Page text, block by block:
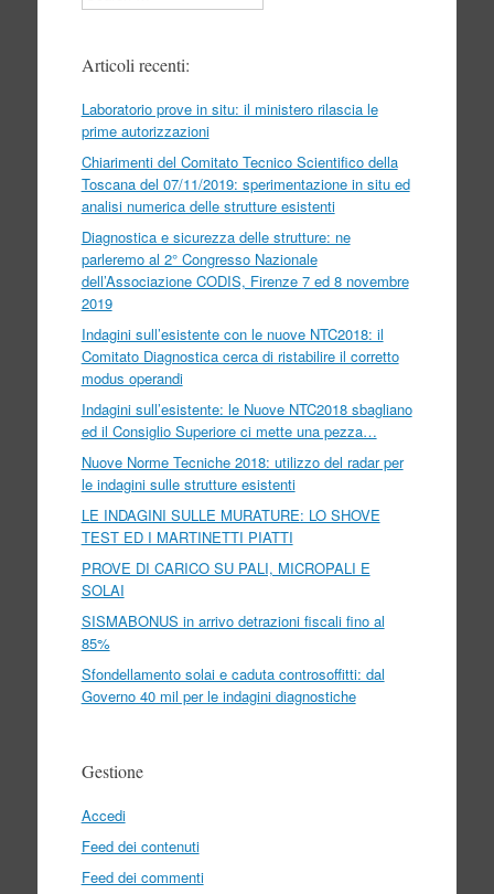
Articoli recenti:
Laboratorio prove in situ: il ministero rilascia le
prime autorizzazioni
Chiarimenti del Comitato Tecnico Scientifico della
Toscana del 07/11/2019: sperimentazione in situ ed
analisi numerica delle strutture esistenti
Diagnostica e sicurezza delle strutture: ne
parleremo al 2° Congresso Nazionale
dell’Associazione CODIS, Firenze 7 ed 8 novembre
2019
Indagini sull’esistente con le nuove NTC2018: il
Comitato Diagnostica cerca di ristabilire il corretto
modus operandi
Indagini sull’esistente: le Nuove NTC2018 sbagliano
ed il Consiglio Superiore ci mette una pezza…
Nuove Norme Tecniche 2018: utilizzo del radar per
le indagini sulle strutture esistenti
LE INDAGINI SULLE MURATURE: LO SHOVE
TEST ED I MARTINETTI PIATTI
PROVE DI CARICO SU PALI, MICROPALI E
SOLAI
SISMABONUS in arrivo detrazioni fiscali fino al
85%
Sfondellamento solai e caduta controsoffitti: dal
Governo 40 mil per le indagini diagnostiche
Gestione
Accedi
Feed dei contenuti
Feed dei commenti